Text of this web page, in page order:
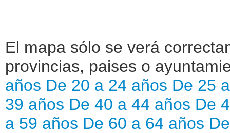
El mapa sólo se verá
provincias, paises o
años De 20 a 24 años De 25
39 años De 40 a 44 años De
a 59 años De 60 a 64 años